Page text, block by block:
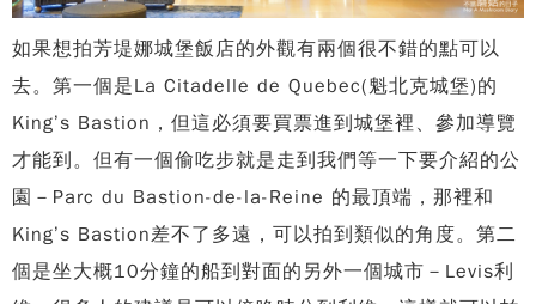
如果想拍芳堤娜城堡飯店的外觀有兩個很不錯的點可以
去。第一個是La Citadelle de Quebec(魁北克城堡)的
King’s Bastion，但這必須要買票進到城堡裡、參加導覽
才能到。但有一個偷吃步就是走到我們等一下要介紹的公
園－Parc du Bastion-de-la-Reine 的最頂端，那裡和
King’s Bastion差不了多遠，可以拍到類似的角度。第二
個是坐大概10分鐘的船到對面的另外一個城市－Levis利